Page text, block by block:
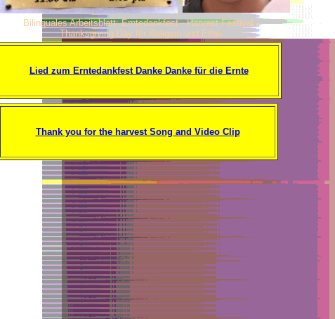
Bilinguales Arbeitsblatt: Erntedankfest - Harvest Festival -
Thanksgiving Day für Religion und Ethik
Lied zum Erntedankfest Danke Danke für die Ernte
Thank you for the harvest Song and Video Clip